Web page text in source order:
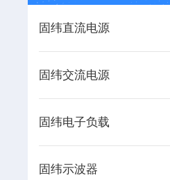
固纬直流电源
固纬交流电源
固纬电子负载
固纬示波器